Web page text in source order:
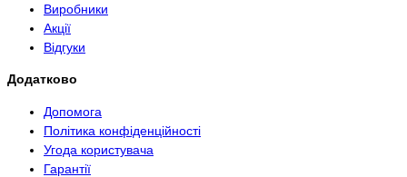
Виробники
Акції
Відгуки
Додатково
Допомога
Політика конфіденційності
Угода користувача
Гарантії